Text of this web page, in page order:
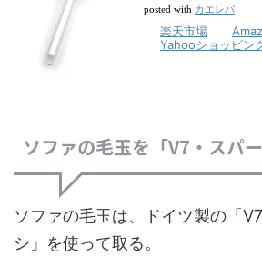
posted with カエレバ
楽天市場
Yahooショッピン
ソファの毛玉を「V7・スパ
ソファの毛玉は、ドイツ製の「
シ」を使って取る。